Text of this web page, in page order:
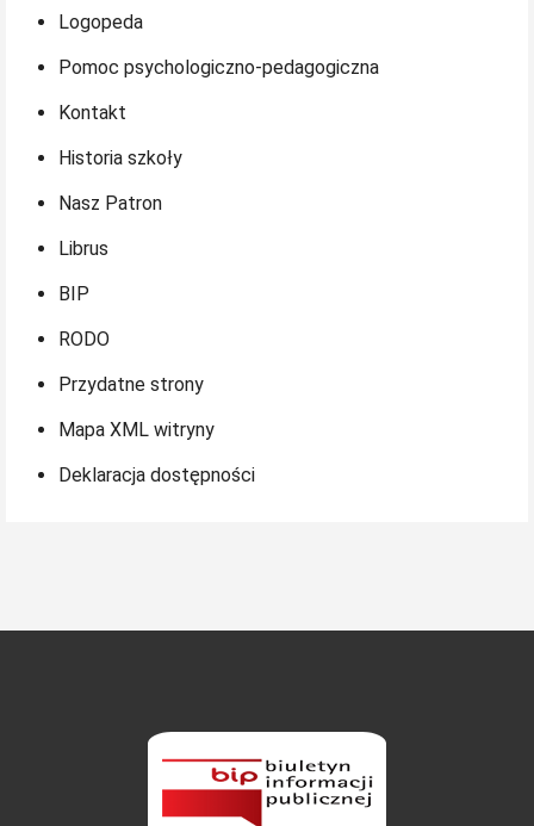
Logopeda
Pomoc psychologiczno-pedagogiczna
Kontakt
Historia szkoły
Nasz Patron
Librus
BIP
RODO
Przydatne strony
Mapa XML witryny
Deklaracja dostępności